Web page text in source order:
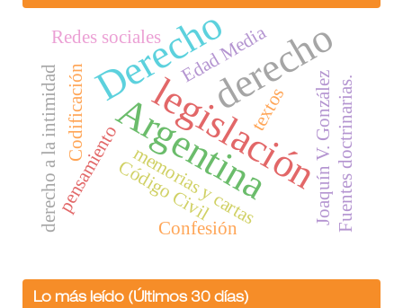
legislación
Argentina
derecho
Derecho
memorias y cartas
pensamiento
Redes sociales
derecho a la intimidad Código Civil Joaquín V. GonzálezFuentes doctrinarias.
Codificación
Confesión
Edad Media
textos
Lo más leído (Últimos 30 días)